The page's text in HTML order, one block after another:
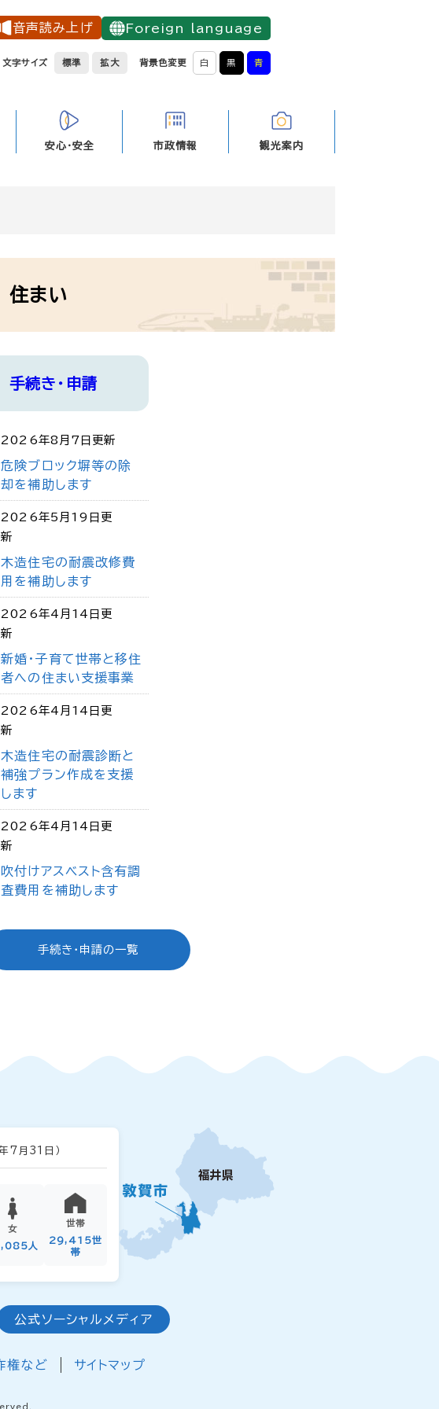
音声読み上げ Foreign language
文字サイズ 標準 拡大 背景色変更 白 黒 青
安心・安全 市政情報 観光案内
住まい
手続き・申請
2026年8月7日更新
危険ブロック塀等の除
却を補助します
2026年5月19日更
新
木造住宅の耐震改修費
用を補助します
2026年4月14日更
新
新婚・子育て世帯と移住
者への住まい支援事業
2026年4月14日更
新
木造住宅の耐震診断と
補強プラン作成を支援
します
2026年4月14日更
新
吹付けアスベスト含有調
査費用を補助します
手続き・申請の一覧
7月31日）
女
人
世帯
29,415世
帯
公式ソーシャルメディア
権など サイトマップ